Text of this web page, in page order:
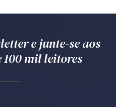
e junte-se aos
100 mil leitores